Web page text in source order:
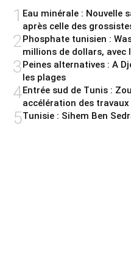
1 Eau minérale : Nouvelle
après celle des
2 Phosphate tunisien :
millions de dollars, avec
3Peines alternatives : A
les plages
4Entrée sud de Tunis :
accélération des travaux
5Tunisie : Sihem Ben